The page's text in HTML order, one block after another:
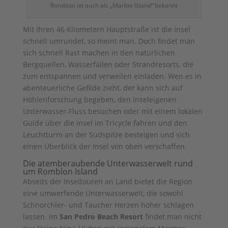
Romblon ist auch als „Marble Island“ bekannt
Mit Ihren 46 Kilometern Hauptstraße ist die Insel
schnell umrundet, so meint man. Doch findet man
sich schnell Rast machen in den natürlichen
Bergquellen, Wasserfällen oder Strandresorts, die
zum entspannen und verweilen einladen. Wen es in
abenteuerliche Gefilde zieht, der kann sich auf
Höhlenforschung begeben, den inseleigenen
Unterwasser-Fluss besuchen oder mit einem lokalen
Guide über die Insel im Tricycle fahren und den
Leuchtturm an der Südspitze besteigen und sich
einen Überblick der Insel von oben verschaffen.
Die atemberaubende Unterwasserwelt rund
um Romblon Island
Abseits der Inseltouren an Land bietet die Region
eine umwerfende Unterwasserwelt, die sowohl
Schnorchler- und Taucher Herzen höher schlagen
lassen. Im San Pedro Beach Resortfindet man nicht